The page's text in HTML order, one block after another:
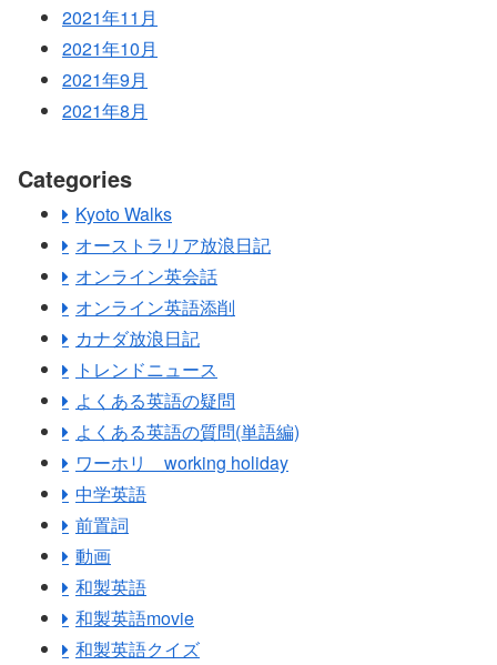
2021年11月
2021年10月
2021年9月
2021年8月
Categories
Kyoto Walks
オーストラリア放浪日記
オンライン英会話
オンライン英語添削
カナダ放浪日記
トレンドニュース
よくある英語の疑問
よくある英語の質問(単語編)
ワーホリ working holiday
中学英語
前置詞
動画
和製英語
和製英語movie
和製英語クイズ